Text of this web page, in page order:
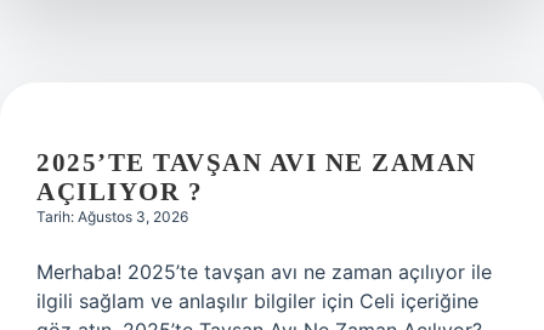
2025’TE TAVŞAN AVI NE ZAMAN
AÇILIYOR ?
Tarih: Ağustos 3, 2026
Merhaba! 2025’te tavşan avı ne zaman açılıyor ile
ilgili sağlam ve anlaşılır bilgiler için Celi içeriğine